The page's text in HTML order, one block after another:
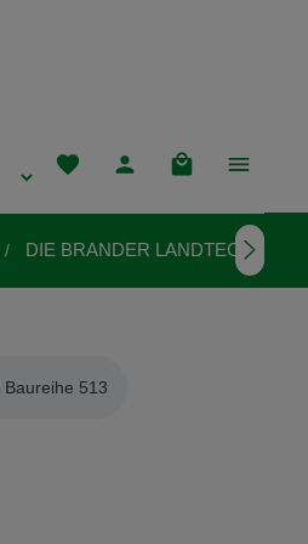
Du hast 0 Produkte auf dem
Warenkorb
DIE BRANDER LANDTECHNIK
Baureihe 513